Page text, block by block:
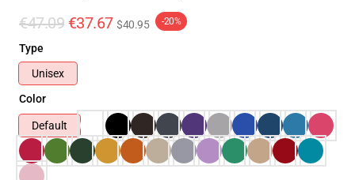
€47.09 €37.67 $40.95 -20%
Type
Unisex
Color
Default